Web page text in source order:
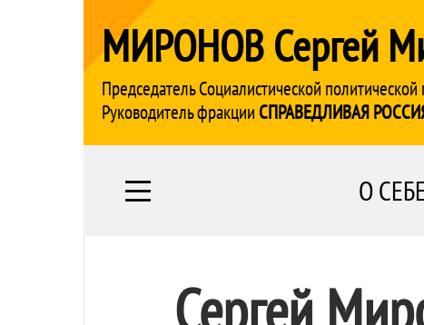
МИРОНОВ Сергей
Председатель Социалистической политической
Руководитель фракции СПРАВЕДЛИВАЯ
О